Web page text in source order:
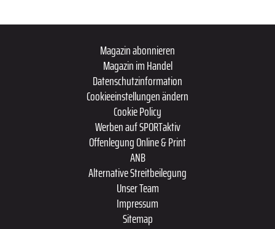
Magazin abonnieren
Magazin im Handel
Datenschutzinformation
Cookieeinstellungen ändern
Cookie Policy
Werben auf SPORTaktiv
Offenlegung Online & Print
ANB
Alternative Streitbeilegung
Unser Team
Impressum
Sitemap